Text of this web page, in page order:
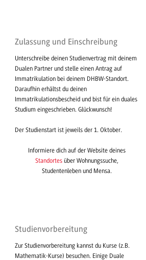
Zulassung und Einschreibung
Unterschreibe deinen Studienvertrag mit deinem
Dualen Partner und stelle einen Antrag auf
Immatrikulation bei deinem DHBW-Standort.
Daraufhin erhältst du deinen
Immatrikulationsbescheid und bist für ein duales
Studium eingeschrieben. Glückwunsch!
Der Studienstart ist jeweils der 1. Oktober.
Informiere dich auf der Website deines
Standortes über Wohnungssuche,
Studentenleben und Mensa.
Studienvorbereitung
Zur Studienvorbereitung kannst du Kurse (z.B.
Mathematik-Kurse) besuchen. Einige Duale